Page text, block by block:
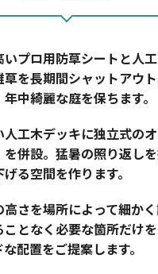
いプロ用防草シートと人
を長期間シャットアウ
中綺麗な庭を保ちます。
人工木デッキに独立式の
を併設。猛暑の照り返し
る空間を作ります。
さを場所によって細かく
ことなく必要な箇所だけ
配置をご提案します。